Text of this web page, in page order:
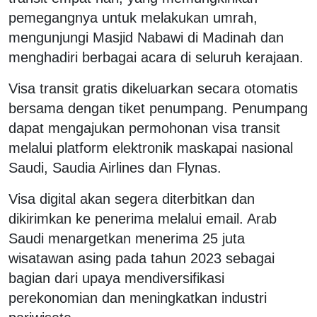
pemegangnya untuk melakukan umrah,
mengunjungi Masjid Nabawi di Madinah dan
menghadiri berbagai acara di seluruh kerajaan.
Visa transit gratis dikeluarkan secara otomatis
bersama dengan tiket penumpang. Penumpang
dapat mengajukan permohonan visa transit
melalui platform elektronik maskapai nasional
Saudi, Saudia Airlines dan Flynas.
Visa digital akan segera diterbitkan dan
dikirimkan ke penerima melalui email. Arab
Saudi menargetkan menerima 25 juta
wisatawan asing pada tahun 2023 sebagai
bagian dari upaya mendiversifikasi
perekonomian dan meningkatkan industri